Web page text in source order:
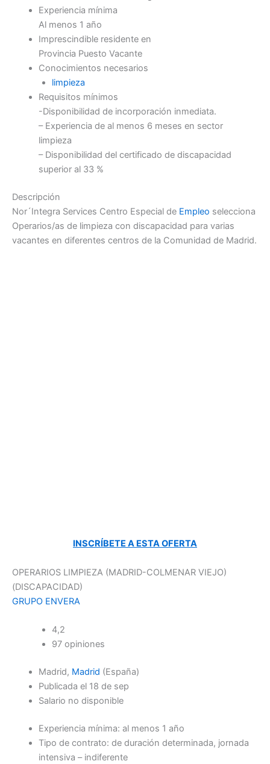
Experiencia mínima
Al menos 1 año
Imprescindible residente en
Provincia Puesto Vacante
Conocimientos necesarios
limpieza
Requisitos mínimos
-Disponibilidad de incorporación inmediata.
– Experiencia de al menos 6 meses en sector
limpieza
– Disponibilidad del certificado de discapacidad
superior al 33 %
Descripción
Nor´Integra Services Centro Especial de Empleo selecciona
Operarios/as de limpieza con discapacidad para varias
vacantes en diferentes centros de la Comunidad de Madrid.
INSCRÍBETE A ESTA OFERTA
OPERARIOS LIMPIEZA (MADRID-COLMENAR VIEJO)
(DISCAPACIDAD)
GRUPO ENVERA
4,2
97 opiniones
Madrid, Madrid (España)
Publicada el 18 de sep
Salario no disponible
Experiencia mínima: al menos 1 año
Tipo de contrato: de duración determinada, jornada
intensiva – indiferente